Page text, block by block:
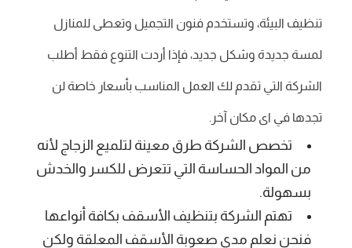
تنظيف البيئة، وتستخدم فنون التجميل وتعطى للمنازل
لمسة جديدة وشكل جديد، فإذا أردت التنوع فقط أطلب
الشركة التي تقدم لك العمل المناسب بأسعار خاصة لن
تجدها في اى مكان آخر.
تخصص الشركة طرق معينة لتلميع الزجاج لأنه
من المواد الحساسة التي تتعرض للكسر والخدش
بسهولة.
تهتم الشركة بتنظيف الأسقف بكافة أنواعها
فنحن نعلم مدى صعوبة الأسقف المعلقة ولكن